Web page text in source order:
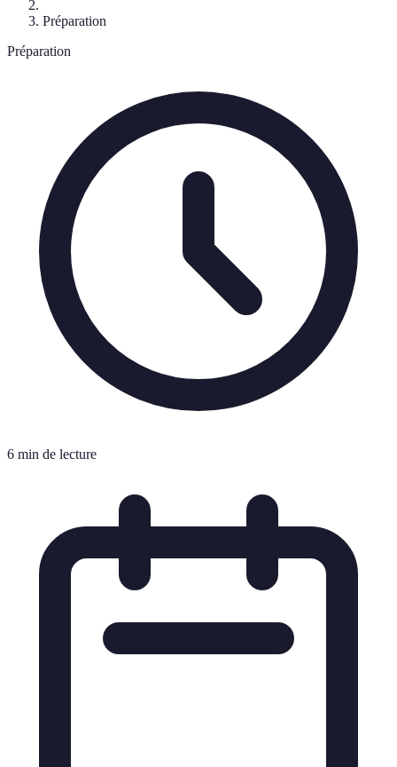
Préparation
Préparation
6 min de lecture